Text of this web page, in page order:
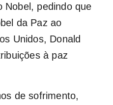
Nobel, pedindo que
da Paz ao
Unidos, Donald
à paz
de sofrimento,